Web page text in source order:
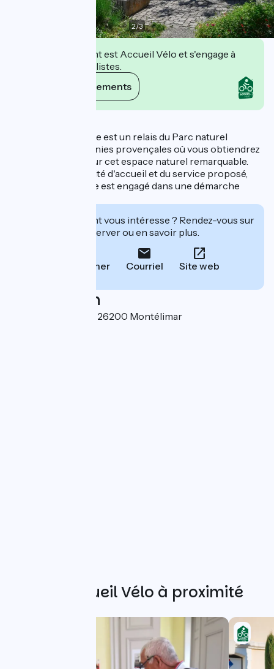
2/3
Cet établissement est Accueil Vélo et s'engage à
accueillir des cyclistes.
Voir ses engagements
L'Office de Tourisme est un relais du Parc naturel
régional des Baronnies provençales où vous obtiendrez
des informations sur cet espace naturel remarquable.
Soucieux de la qualité d'accueil et du service proposé,
l'Office de Tourisme est engagé dans une démarche
Cet établissement vous intéresse ? Rendez-vous sur
leur site pour réserver ou en savoir plus.
Téléphoner Courriel Site web
Localisation
1, Montée St Martin 26200 Montélimar
Autres Accueil Vélo à proximité